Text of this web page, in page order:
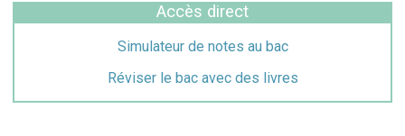
Accès direct
Simulateur de notes au bac
Réviser le bac avec des livres